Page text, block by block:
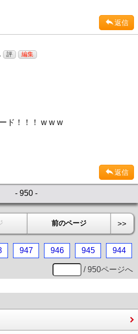
返信
ド！！！ w w w
返信
- 950 -
前のページ >>
947 946 945 944
/ 950ページへ